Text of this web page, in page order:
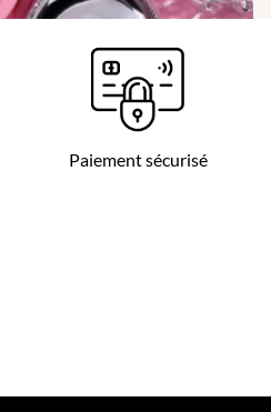
Paiement sécurisé